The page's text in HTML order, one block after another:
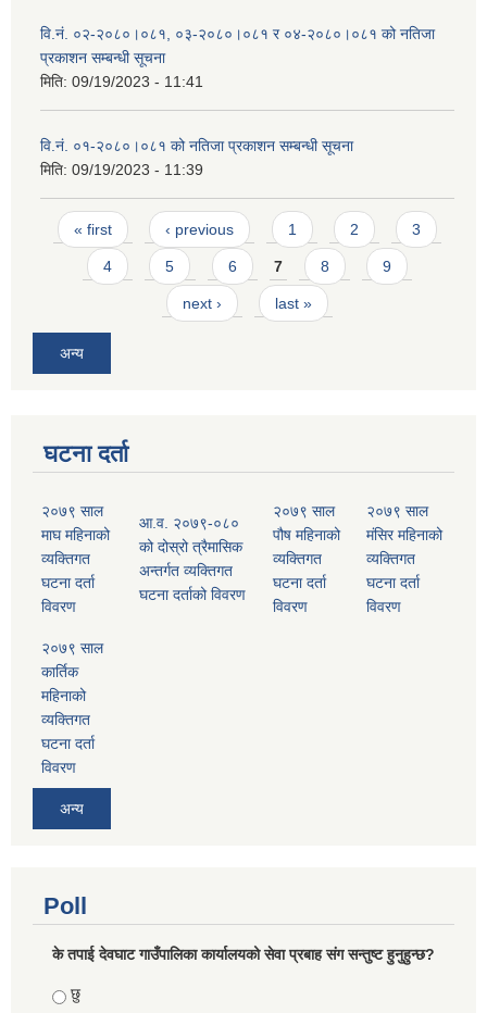
वि.नं. ०२-२०८०।०८१, ०३-२०८०।०८१ र ०४-२०८०।०८१ को नतिजा
प्रकाशन सम्बन्धी सूचना
मिति: 09/19/2023 - 11:41
वि.नं. ०१-२०८०।०८१ को नतिजा प्रकाशन सम्बन्धी सूचना
मिति: 09/19/2023 - 11:39
Pages
« first ‹ previous 1 2 3
4 5 6 7 8 9
next › last »
अन्य
घटना दर्ता
२०७९ साल
माघ महिनाको
व्यक्तिगत
घटना दर्ता
विवरण
आ.व. २०७९-०८०
को दोस्रो त्रैमासिक
अन्तर्गत व्यक्तिगत
घटना दर्ताको विवरण
२०७९ साल
पौष महिनाको
व्यक्तिगत
घटना दर्ता
विवरण
२०७९ साल
मंसिर महिनाको
व्यक्तिगत
घटना दर्ता
विवरण
२०७९ साल
कार्तिक
महिनाको
व्यक्तिगत
घटना दर्ता
विवरण
अन्य
Poll
के तपाई देवघाट गाउँपालिका कार्यालयको सेवा प्रबाह संग सन्तुष्ट हुनुहुन्छ?
Choices
छु